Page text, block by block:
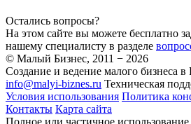
Остались вопросы?
На этом сайте вы можете бесплатно
нашему специалисту в разделе
© Малый Бизнес, 2011 − 2026
Создание и ведение малого бизнеса в
info@malyi-biznes.ru Техническая
Условия использования Политика
Контакты Карта сайта
Полное или частичное использование